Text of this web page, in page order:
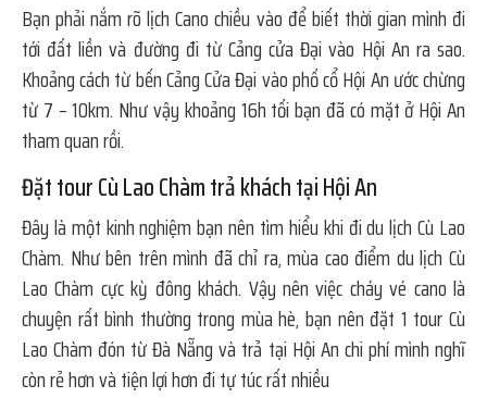
Bạn phải nắm rõ lịch Cano chiều vào để biết thời gian mình đi
tới đất liền và đường đi từ Cảng cửa Đại vào Hội An ra sao.
Khoảng cách từ bến Cảng Cửa Đại vào phố cổ Hội An ước chừng
từ 7 – 10km. Như vậy khoảng 16h tối bạn đã có mặt ở Hội An
tham quan rồi.
Đặt tour Cù Lao Chàm trả khách tại Hội An
Đây là một kinh nghiệm bạn nên tìm hiểu khi đi du lịch Cù Lao
Chàm. Như bên trên mình đã chỉ ra, mùa cao điểm du lịch Cù
Lao Chàm cực kỳ đông khách. Vậy nên việc cháy vé cano là
chuyện rất bình thường trong mùa hè, bạn nên đặt 1 tour Cù
Lao Chàm đón từ Đà Nẵng và trả tại Hội An chi phí mình nghĩ
còn rẻ hơn và tiện lợi hơn đi tự túc rất nhiều